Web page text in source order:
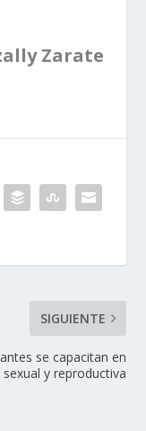
Zarate
SIGUIENTE
se capacitan en
sexual y reproductiva